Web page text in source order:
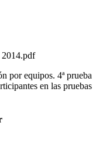
por equipos. 4ª prueba
en las pruebas